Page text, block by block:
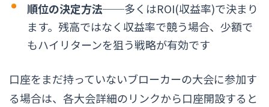
順位の決定方法──多くはROI(収益率)で決まり
ます。残高ではなく収益率で競う場合、少額で
もハイリターンを狙う戦略が有効です
口座をまだ持っていないブローカーの大会に参加す
る場合は、各大会詳細のリンクから口座開設すると